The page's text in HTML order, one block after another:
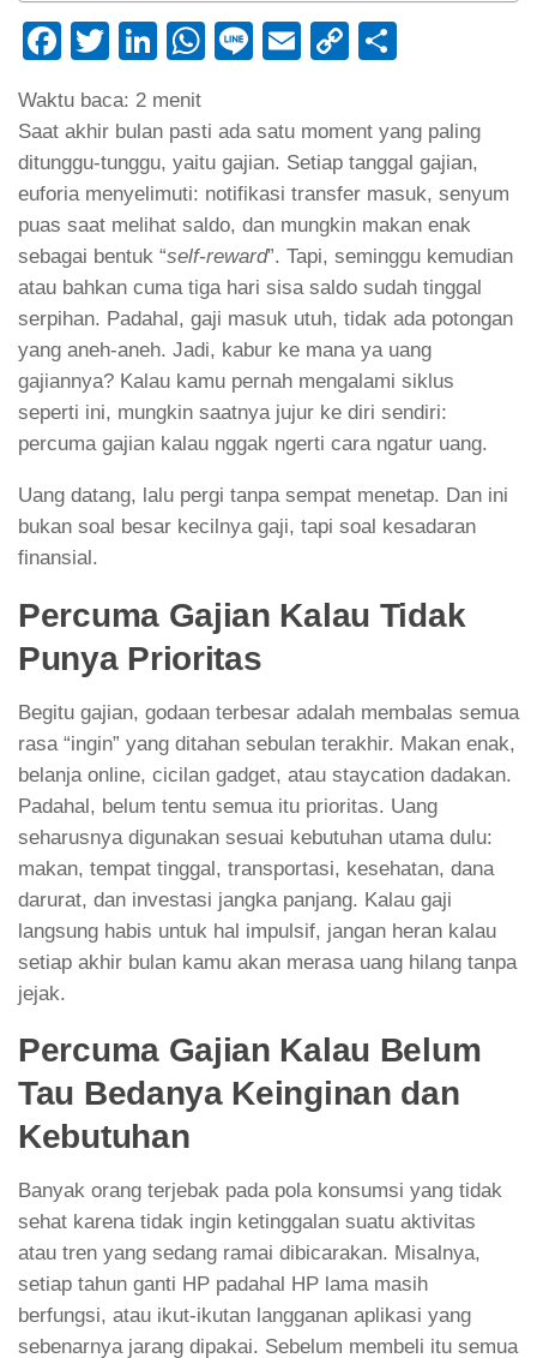
Facebook
Twitter
LinkedIn
WhatsApp
LineEmailCopy
Waktu baca: 2 menit
Saat akhir bulan pasti ada satu moment yang paling
ditunggu-tunggu, yaitu gajian. Setiap tanggal gajian,
euforia menyelimuti: notifikasi transfer masuk, senyum
puas saat melihat saldo, dan mungkin makan enak
sebagai bentuk “self-reward”. Tapi, seminggu kemudian
atau bahkan cuma tiga hari sisa saldo sudah tinggal
serpihan. Padahal, gaji masuk utuh, tidak ada potongan
yang aneh-aneh. Jadi, kabur ke mana ya uang
gajiannya? Kalau kamu pernah mengalami siklus
seperti ini, mungkin saatnya jujur ke diri sendiri:
percuma gajian kalau nggak ngerti cara ngatur uang.
Uang datang, lalu pergi tanpa sempat menetap. Dan ini
bukan soal besar kecilnya gaji, tapi soal kesadaran
finansial.
Percuma Gajian Kalau Tidak
Punya Prioritas
Begitu gajian, godaan terbesar adalah membalas semua
rasa “ingin” yang ditahan sebulan terakhir. Makan enak,
belanja online, cicilan gadget, atau staycation dadakan.
Padahal, belum tentu semua itu prioritas. Uang
seharusnya digunakan sesuai kebutuhan utama dulu:
makan, tempat tinggal, transportasi, kesehatan, dana
darurat, dan investasi jangka panjang. Kalau gaji
langsung habis untuk hal impulsif, jangan heran kalau
setiap akhir bulan kamu akan merasa uang hilang tanpa
jejak.
Percuma Gajian Kalau Belum
Tau Bedanya Keinginan dan
Kebutuhan
Banyak orang terjebak pada pola konsumsi yang tidak
sehat karena tidak ingin ketinggalan suatu aktivitas
atau tren yang sedang ramai dibicarakan. Misalnya,
setiap tahun ganti HP padahal HP lama masih
berfungsi, atau ikut-ikutan langganan aplikasi yang
sebenarnya jarang dipakai. Sebelum membeli itu semua